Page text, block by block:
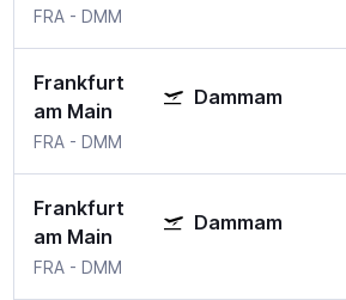
FRA- DMM
Frankfurt
am Main
Dammam
FRA- DMM
Frankfurt
am Main
Dammam
FRA- DMM